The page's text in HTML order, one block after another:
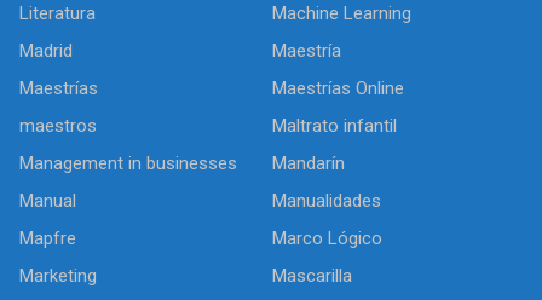
Literatura
Machine Learning
Madrid
Maestría
Maestrías
Maestrías Online
maestros
Maltrato infantil
Management in businesses
Mandarín
Manual
Manualidades
Mapfre
Marco Lógico
Marketing
Mascarilla